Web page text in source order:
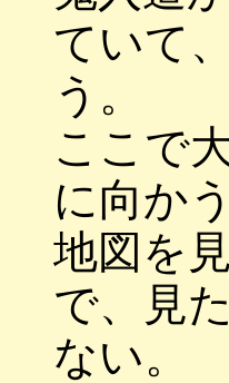
ていて
う。
ここで
に向か
地図を
で、見
ない。